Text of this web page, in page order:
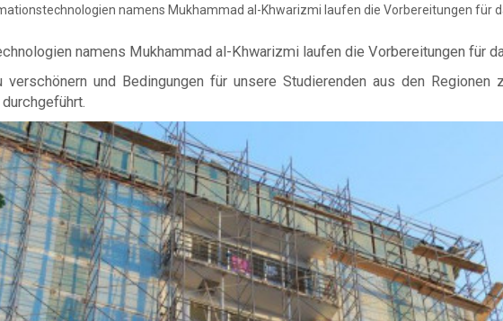
namens Mukhammad al-Khwarizmi laufen die Vorbereitungen für
namens Mukhammad al-Khwarizmi laufen die Vorbereitungen für
und Bedingungen für unsere Studierenden aus den